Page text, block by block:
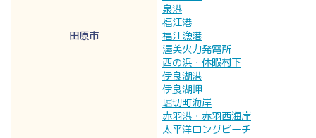
田原市
泉港
福江港
福江漁港
渥美火力発電所
西の浜・休暇村下
伊良湖港
伊良湖岬
堀切町海岸
赤羽港・赤羽西海岸
太平洋ロングビーチ